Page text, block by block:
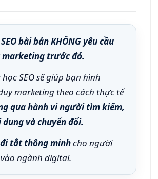
bài bản KHÔNG yêu cầu
trước đó.
học SEO sẽ giúp bạn hình
marketing theo cách thực tế
qua hành vi người tìm kiếm,
và chuyển đổi.
tắt thông minhcho người
ngành digital.